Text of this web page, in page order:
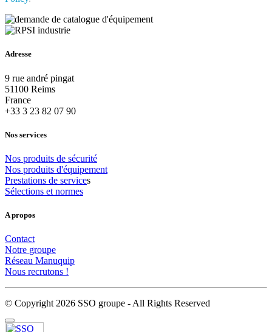
Adresse
9 rue andré pingat
51100 Reims
France
+33 3 23 82 07 90
Nos services
Nos produits de sécurité
Nos produits d'équipement
Prestations de services
Sélections et normes
A propos
Contact
Notre groupe
Réseau Manuquip
Nous recrutons !
© Copyright 2026 SSO groupe - All Rights Reserved